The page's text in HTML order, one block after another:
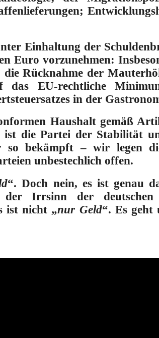
Einhaltung der
Euro vorzunehmen:
Rücknahme der
das EU-rechtliche
in der
Haushalt gemäß
die Partei der Stabilität
bekämpft – wir legen
unbestechlich offen.
“.Doch nein, es ist genau
der Irrsinn der deutschen
ist nicht „nur Geld“. Es geht